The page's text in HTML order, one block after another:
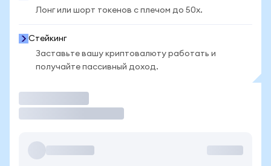
Лонг или шорт токенов с плечом до 50x.
Стейкинг
Заставьте вашу криптовалюту работать и
получайте пассивный доход.